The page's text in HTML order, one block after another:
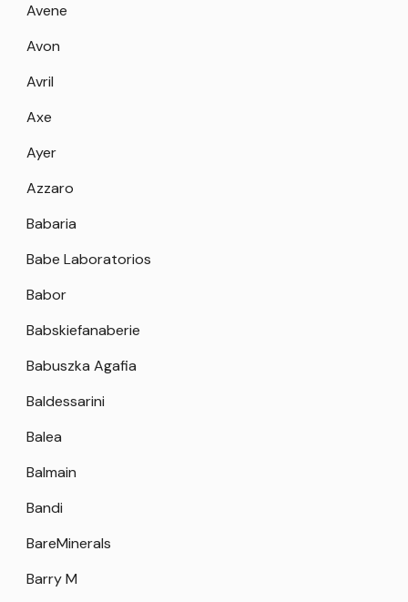
Avene
Avon
Avril
Axe
Ayer
Azzaro
Babaria
Babe Laboratorios
Babor
Babskiefanaberie
Babuszka Agafia
Baldessarini
Balea
Balmain
Bandi
BareMinerals
Barry M